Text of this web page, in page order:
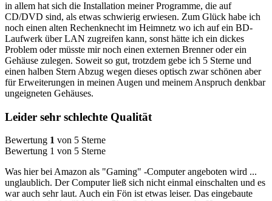
in allem hat sich die Installation meiner Programme, die auf
CD/DVD sind, als etwas schwierig erwiesen. Zum Glück habe ich
noch einen alten Rechenknecht im Heimnetz wo ich auf ein BD-
Laufwerk über LAN zugreifen kann, sonst hätte ich ein dickes
Problem oder müsste mir noch einen externen Brenner oder ein
Gehäuse zulegen. Soweit so gut, trotzdem gebe ich 5 Sterne und
einen halben Stern Abzug wegen dieses optisch zwar schönen aber
für Erweiterungen in meinen Augen und meinem Anspruch denkbar
ungeigneten Gehäuses.
Leider sehr schlechte Qualität
Bewertung 1 von 5 Sterne
Bewertung 1 von 5 Sterne
Was hier bei Amazon als "Gaming" -Computer angeboten wird ...
unglaublich. Der Computer ließ sich nicht einmal einschalten und es
war auch sehr laut. Auch ein Fön ist etwas leiser. Das eingebaute